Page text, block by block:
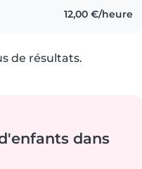
12,00 €/heure
de résultats.
dans